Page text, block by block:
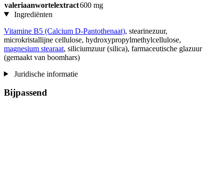
valeriaanwortelextract600 mg
Ingrediënten
Vitamine B5 (Calcium D-Pantothenaat), stearinezuur,
microkristallijne cellulose, hydroxypropylmethylcellulose,
magnesium stearaat, siliciumzuur (silica), farmaceutische glazuur
(gemaakt van boomhars)
Juridische informatie
Bijpassend